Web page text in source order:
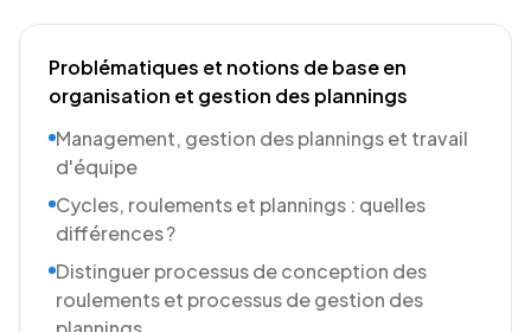
Problématiques et notions de base en
organisation et gestion des plannings
Management, gestion des plannings et travail
d'équipe
Cycles, roulements et plannings : quelles
différences ?
Distinguer processus de conception des
roulements et processus de gestion des